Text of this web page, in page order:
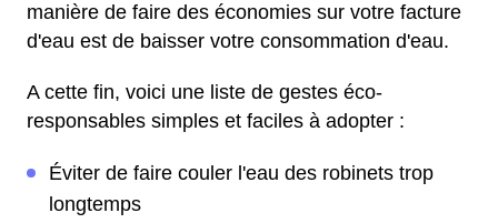
manière de faire des économies sur votre facture
d'eau est de baisser votre consommation d'eau.
A cette fin, voici une liste de gestes éco-
responsables simples et faciles à adopter :
Éviter de faire couler l'eau des robinets trop
longtemps